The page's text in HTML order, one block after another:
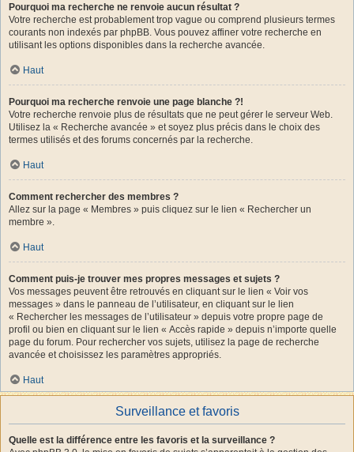
Pourquoi ma recherche ne renvoie aucun résultat ?
Votre recherche est probablement trop vague ou comprend plusieurs termes
courants non indexés par phpBB. Vous pouvez affiner votre recherche en
utilisant les options disponibles dans la recherche avancée.
Haut
Pourquoi ma recherche renvoie une page blanche ?!
Votre recherche renvoie plus de résultats que ne peut gérer le serveur Web.
Utilisez la « Recherche avancée » et soyez plus précis dans le choix des
termes utilisés et des forums concernés par la recherche.
Haut
Comment rechercher des membres ?
Allez sur la page « Membres » puis cliquez sur le lien « Rechercher un
membre ».
Haut
Comment puis-je trouver mes propres messages et sujets ?
Vos messages peuvent être retrouvés en cliquant sur le lien « Voir vos
messages » dans le panneau de l’utilisateur, en cliquant sur le lien
« Rechercher les messages de l’utilisateur » depuis votre propre page de
profil ou bien en cliquant sur le lien « Accès rapide » depuis n’importe quelle
page du forum. Pour rechercher vos sujets, utilisez la page de recherche
avancée et choisissez les paramètres appropriés.
Haut
Surveillance et favoris
Quelle est la différence entre les favoris et la surveillance ?